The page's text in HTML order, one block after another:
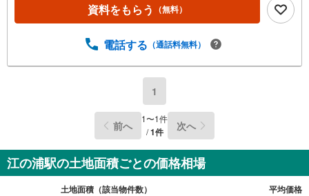
資料をもらう （無料）
電話する （通話料無料）
1
前へ 1〜1件
/1件 次へ
江の浦駅の土地面積ごとの価格相場
土地面積（該当物件数） 平均価格